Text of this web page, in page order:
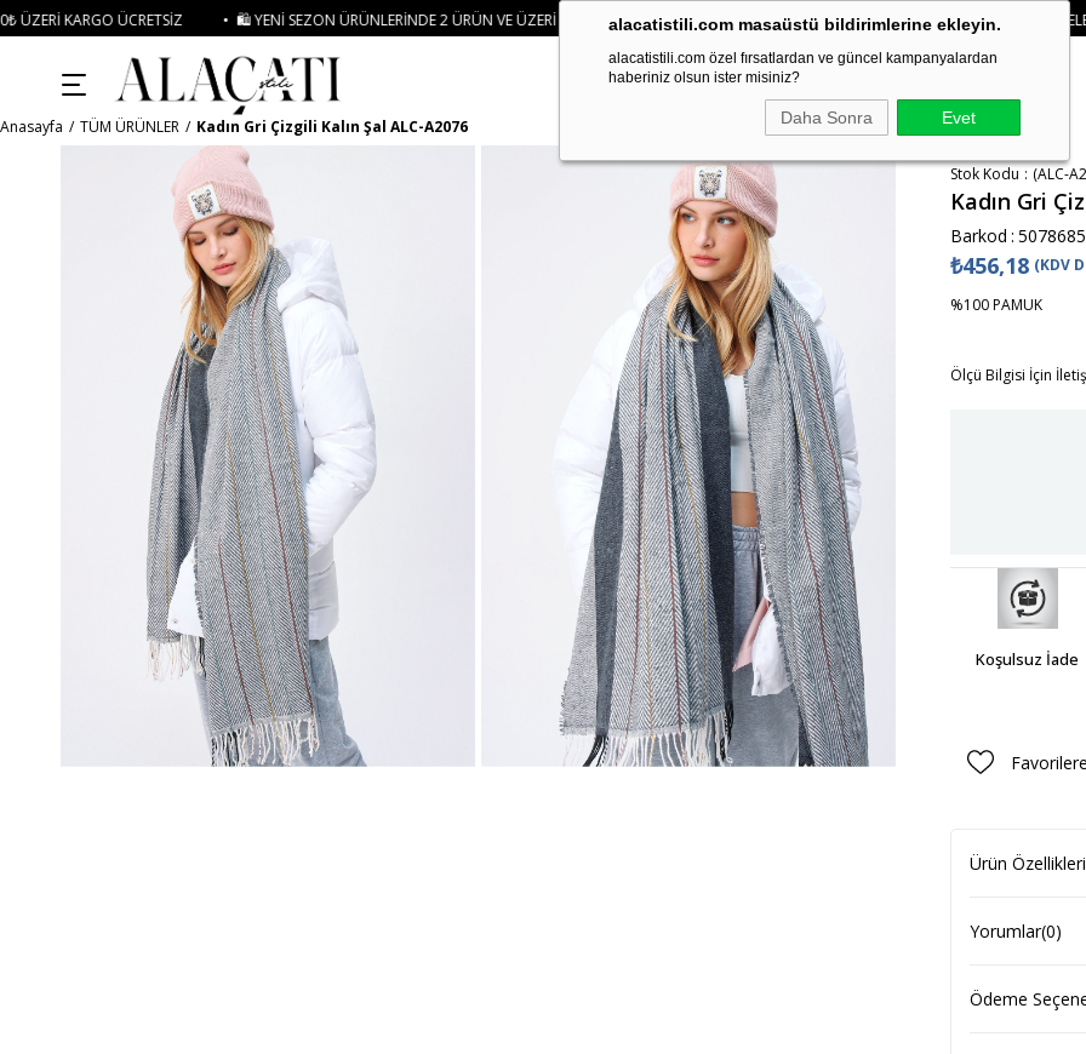
alacatistili.com masaüstü bildirimlerine ekleyin.
alacatistili.com özel fırsatlardan ve güncel kampanyalardan
haberiniz olsun ister misiniz?
Daha Sonra Evet
• 🛍️ YENI SEZON ÜRÜNLERINDE 2 ÜRÜN VE ÜZERI SIPARIŞLERDE SEPETTE %15 İNDIRIM • 🚚KREDI KARTI VE HAVALE ÖDEMELERINIZDE 750₺
Anasayfa TÜM ÜRÜNLER Kadın Gri Çizgili Kalın Şal ALC-A2076
Stok Kodu (ALC-
Kadın Gri
Barkod :
₺456,18 (KDV
%100 PAMUK
Ölçü Bilgisi İçin
Koşulsuz İade
Ürün Özellikleri
Yorumlar(0)
Ödeme